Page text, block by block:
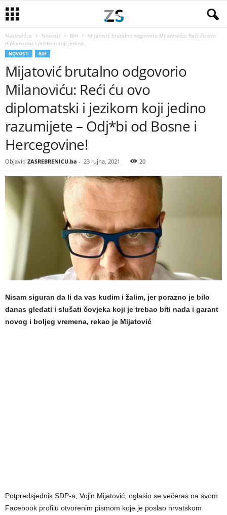
Naslovnica Novosti BiH
Mijatović brutalno odgovorio Milanoviću: Reći ću ovo
diplomatski i jezikom koji jedino...
NOVOSTI BIH
Mijatović brutalno odgovorio
Milanoviću: Reći ću ovo
diplomatski i jezikom koji jedino
razumijete – Odj*bi od Bosne i
Hercegovine!
Objavio ZASREBRENICU.ba - 23 rujna, 2021 20
Nisam siguran da li da vas kudim i žalim, jer porazno je bilo
danas gledati i slušati čovjeka koji je trebao biti nada i garant
novog i boljeg vremena, rekao je Mijatović
Potpredsjednik SDP-a, Vojin Mijatović, oglasio se večeras na svom
Facebook profilu otvorenim pismom koje je poslao hrvatskom